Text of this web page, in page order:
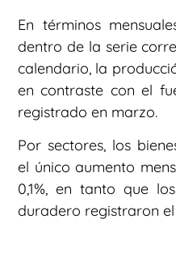
En términos
dentro de la serie
calendario, la
en contraste con el
registrado en marzo.
Por sectores, los
el único aumento
0,1%, en tanto que
duradero registraron